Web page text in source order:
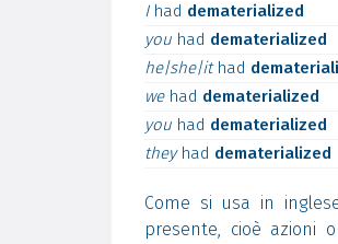
I had dematerialized
you had dematerialized
he|she|it had
we had dematerialized
you had dematerialized
they had dematerialized
Come si usa in
presente, cioè azioni